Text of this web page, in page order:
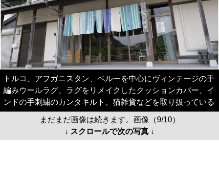
トルコ、アフガニスタン、ペルーを中心にヴィンテージの手
編みウールラグ、ラグをリメイクしたクッションカバー、イ
ンドの手刺繍のカンタキルト、猫雑貨などを取り扱っている
まだまだ画像は続きます。画像（9/10）
↓ スクロールで次の写真 ↓